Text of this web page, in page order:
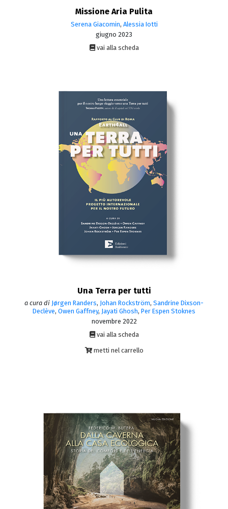
Missione Aria Pulita
Serena Giacomin, Alessia Iotti
giugno 2023
vai alla scheda
Una Terra per tutti
a cura di Jørgen Randers, Johan Rockström, Sandrine Dixson-
Declève, Owen Gaffney, Jayati Ghosh, Per Espen Stoknes
novembre 2022
vai alla scheda
metti nel carrello